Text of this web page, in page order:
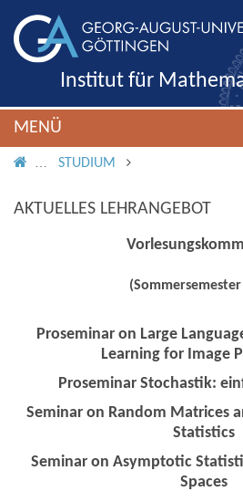
Institut für
MENÜ
IMS ROOT
STUDIUM
AKTUELLES LEHRANGEBOT
(Sommersemester
Proseminar on Large
Learning for Image
Proseminar Stochastik:
Seminar on Random Matrices
Statistics
Seminar on Asymptotic
Spaces